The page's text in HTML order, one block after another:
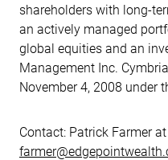
shareholders with long-
an actively managed
global equities and an
Management Inc.
November 4, 2008 under
Contact: Patrick Farmer